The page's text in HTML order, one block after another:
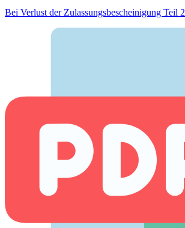
Bei Verlust der Zulassungsbescheinigung Teil 2